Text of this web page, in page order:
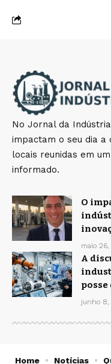
No Jornal da
impactam o seu dia a
locais reunidas em
informado.
O
maio
A
posse
junho 8,
Home Notícias